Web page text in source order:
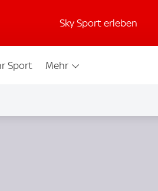
Sky Sport erleben
Sport Mehr